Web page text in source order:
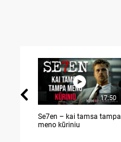
17:50
Se7en – kai tamsa tampa
meno kūriniu